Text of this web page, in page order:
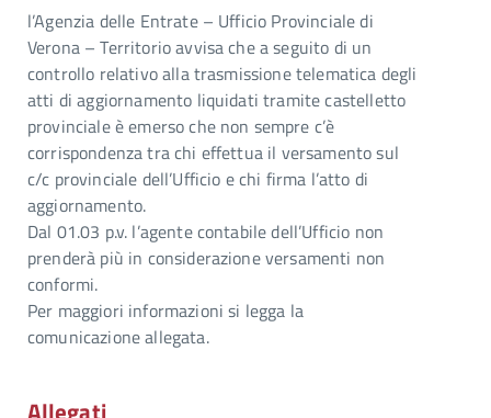
l’Agenzia delle Entrate – Ufficio Provinciale di
Verona – Territorio avvisa che a seguito di un
controllo relativo alla trasmissione telematica degli
atti di aggiornamento liquidati tramite castelletto
provinciale è emerso che non sempre c’è
corrispondenza tra chi effettua il versamento sul
c/c provinciale dell’Ufficio e chi firma l’atto di
aggiornamento.
Dal 01.03 p.v. l’agente contabile dell’Ufficio non
prenderà più in considerazione versamenti non
conformi.
Per maggiori informazioni si legga la
comunicazione allegata.